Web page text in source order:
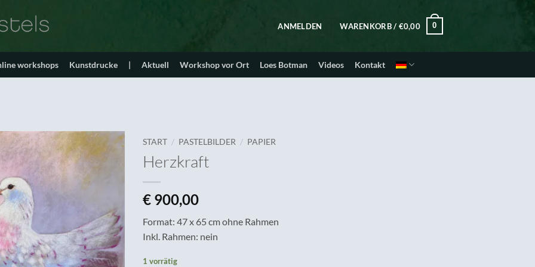
ANMELDEN WARENKORB / €0,00 0
workshops Kunstdrucke | Aktuell Workshop vor Ort Loes Botman Videos Kontakt
START / PASTELBILDER / PAPIER
Herzkraft
€ 900,00
Format: 47 x 65 cm ohne Rahmen
Inkl. Rahmen: nein
1 vorrätig